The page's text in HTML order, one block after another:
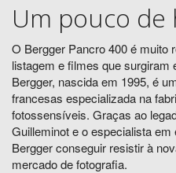
Um pouco de
O Bergger Pancro 400 é muito
listagem e filmes que surgiram
Bergger, nascida em 1995, é
francesas especializada na
fotossensíveis. Graças ao
Guilleminot e o especialista
Bergger conseguir resistir à
mercado de fotografia.